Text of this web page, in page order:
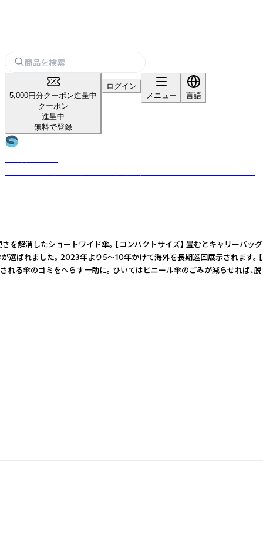
5,000円分クーポン進呈中
クーポン
進呈中
無料で登録
ログイン
メニュー
言語
解消したショートワイド傘。 【コンパクトサイズ】 畳むとキャ
ばれました。 2023年より5～10年かけて海外を長期巡回展示さ
傘のゴミをへらす一助に。 ひいてはビニール傘のごみが減らせ